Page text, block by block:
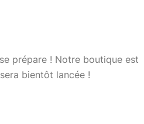
prépare ! Notre boutique est
bientôt lancée !